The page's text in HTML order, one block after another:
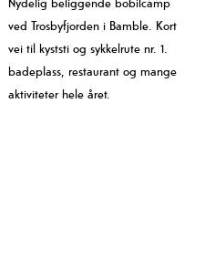
ved Trosbyfjorden i Bamble. Kort
vei til kyststi og sykkelrute nr. 1.
badeplass, restaurant og mange
aktiviteter hele året.